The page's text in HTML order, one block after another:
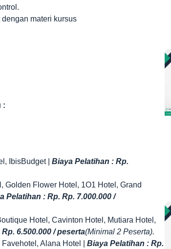
materi kursus
:
IbisBudget | Biaya Pelatihan : Rp.
Golden Flower Hotel, 1O1 Hotel, Grand
Pelatihan : Rp. Rp. 7.000.000 /
Hotel, Cavinton Hotel, Mutiara Hotel,
6.500.000 / peserta(Minimal 2 Peserta).
Alana Hotel | Biaya Pelatihan : Rp.